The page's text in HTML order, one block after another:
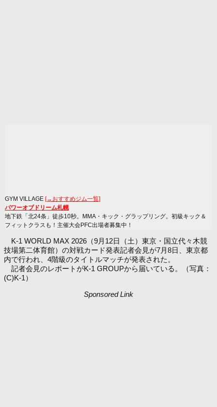
GYM VILLAGE [→おすすめジム一覧]
パワーオブドリーム札幌
地下鉄「北24条」徒歩10秒。MMA・キック・グラップリング。初級キック＆
フィットクラスも！主催大会PFC出場者募集中！
K-1 WORLD MAX 2026（9月12日（土）東京・国立代々木競
技場第二体育館）の対戦カード発表記者会見が7月8日、東京都
内で行われ、4階級のタイトルマッチが発表された。
記者会見のレポートがK-1 GROUPから届いている。（写真：
(C)K-1）
Sponsored Link